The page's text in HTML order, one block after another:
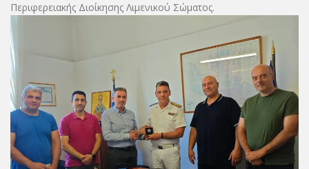
Περιφερειακής Διοίκησης Λιμενικού Σώματος.